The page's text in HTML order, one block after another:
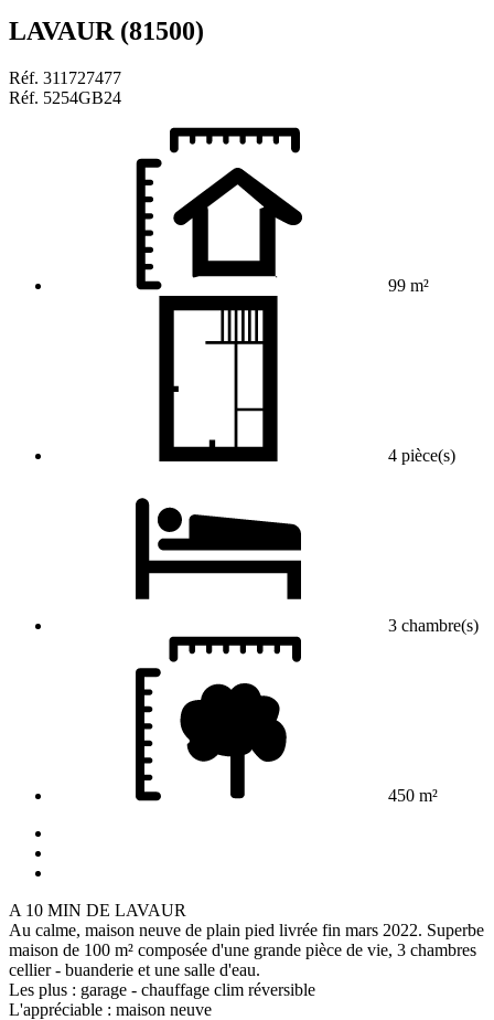
LAVAUR (81500)
Réf. 311727477
Réf. 5254GB24
99 m²
4 pièce(s)
3 chambre(s)
450 m²
A 10 MIN DE LAVAUR
Au calme, maison neuve de plain pied livrée fin mars 2022. Superbe
maison de 100 m² composée d'une grande pièce de vie, 3 chambres
cellier - buanderie et une salle d'eau.
Les plus : garage - chauffage clim réversible
L'appréciable : maison neuve